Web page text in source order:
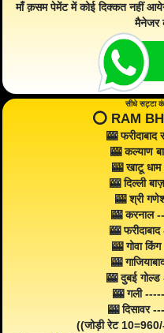
माँ क़सम पेमेंट में कोई दिक्कत नहीं
मैनेजर
सीधे सट्टा
⭕️ RAM
🎰
🎰 कल्याण
🎰 खाटू
🎰 दिल्ली
🎰 श्री
🎰 करनाल
🎰
🎰 गोवा
🎰
🎰 दुबई
🎰 गली
🎰 दिसावर
((जोड़ी रेट